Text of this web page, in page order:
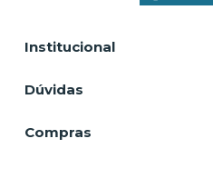
Institucional
Dúvidas
Compras